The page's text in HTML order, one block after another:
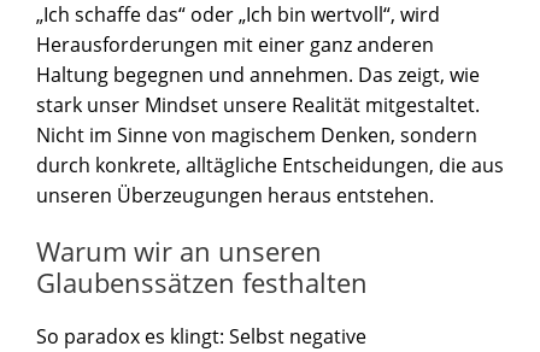
„Ich schaffe das“ oder „Ich bin wertvoll“, wird
Herausforderungen mit einer ganz anderen
Haltung begegnen und annehmen. Das zeigt, wie
stark unser Mindset unsere Realität mitgestaltet.
Nicht im Sinne von magischem Denken, sondern
durch konkrete, alltägliche Entscheidungen, die aus
unseren Überzeugungen heraus entstehen.
Warum wir an unseren
Glaubenssätzen festhalten
So paradox es klingt: Selbst negative